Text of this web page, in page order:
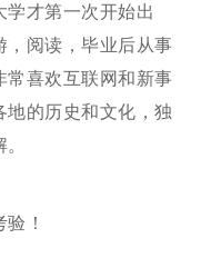
学才第一次开始出
，阅读，毕业后从事
常喜欢互联网和新事
地的历史和文化，独
！